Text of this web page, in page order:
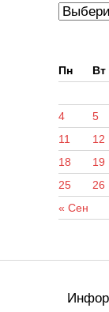
Пн
Вт
« Сен
4
5
11
12
18
19
25
26